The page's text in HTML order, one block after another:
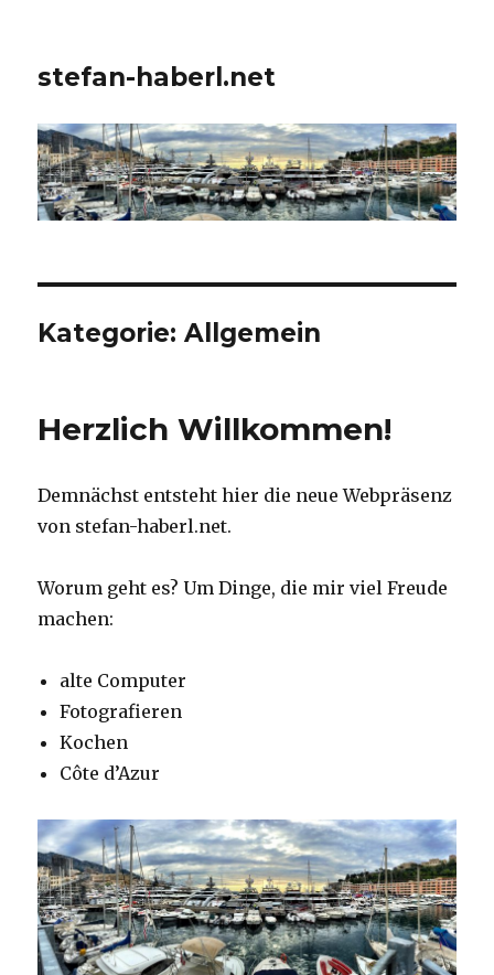
stefan-haberl.net
Kategorie:Allgemein
Herzlich Willkommen!
Demnächst entsteht hier die neue Webpräsenz
von stefan-haberl.net.
Worum geht es? Um Dinge, die mir viel Freude
machen:
alte Computer
Fotografieren
Kochen
Côte d’Azur